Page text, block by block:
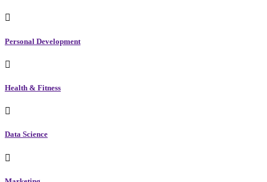
Personal Development
Health & Fitness
Data Science